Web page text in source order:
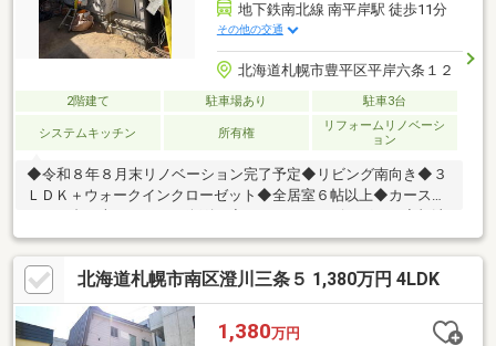
地下鉄南北線 南平岸駅 徒歩11分
その他の交通
北海道札幌市豊平区平岸六条１２
2階建て 駐車場あり 駐車3台
システムキッチン 所有権
リフォームリノベーシ
ョン
◆令和８年８月末リノベーション完了予定◆リビング南向き◆３
ＬＤＫ＋ウォークインクローゼット◆全居室６帖以上◆カースペ
給湯ボイラー、灯油暖房（ＦＦストーブ）◆既存住宅瑕疵保険
（５年）加入予定
北海道札幌市南区澄川三条５ 1,380万円 4LDK
1,380万円